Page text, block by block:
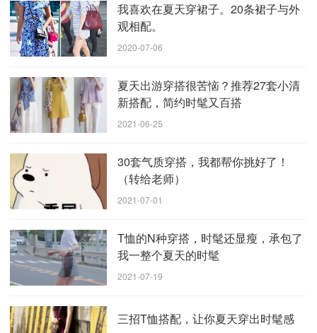
沐沐为你们带来这几款牛仔裤，是今年流行的裤子款式哦，小脚
+破洞流苏设计的牛仔裤，个性潮流，吸睛感十足，高腰是显瘦
的关键，上衣搭配白衬衫就好了，夏天这样穿简约又不失时髦
度。九分的阔腿牛仔裤简直是小个子的标配，穿上身轻松显高显
晒黑了。身材稍微好看的女生，可以挑选破洞直筒裤搭配短上
衣，敲有气质。
我喜欢在夏天穿裙子。20条裙子与外
观相配。
2020-07-06
夏天出游穿搭很苦恼？推荐27套小清
新搭配，简约时髦又百搭
2021-06-25
30套气质穿搭，我都帮你挑好了！
（转给老师）
2021-07-01
T恤的N种穿搭，时髦还显瘦，承包了
我一整个夏天的时髦
2021-07-19
三招T恤搭配，让你夏天穿出时髦感